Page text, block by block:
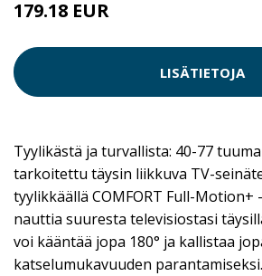
179.18 EUR
LISÄTIETOJA
Tyylikästä ja turvallista: 40-77
tarkoitettu täysin liikkuva TV-
tyylikkäällä COMFORT Full-
nauttia suuresta televisiostasi
voi kääntää jopa 180° ja kallistaa
katselumukavuuden